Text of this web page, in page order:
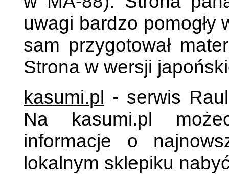
uwagi bardzo pomogły
sam przygotował
Strona w wersji
kasumi.pl - serwis
Na kasumi.pl
informacje o
lokalnym sklepiku